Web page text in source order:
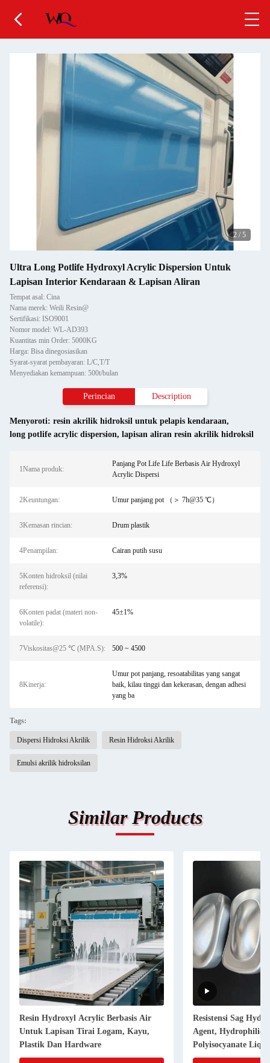
2 / 5
Ultra Long Potlife Hydroxyl Acrylic Dispersion Untuk
Lapisan Interior Kendaraan & Lapisan Aliran
Tempat asal: Cina
Nama merek: Weili Resin@
Sertifikasi: ISO9001
Nomor model: WL-AD393
Kuantitas min Order: 5000KG
Harga: Bisa dinegosiasikan
Syarat-syarat pembayaran: L/C,T/T
Menyediakan kemampuan: 500t/bulan
Perincian Description
Menyoroti: resin akrilik hidroksil untuk pelapis kendaraan,
long potlife acrylic dispersion, lapisan aliran resin akrilik hidroksil
1Nama produk:
Panjang Pot Life Life Berbasis Air Hydroxyl
Acrylic Dispersi
2Keuntungan: Umur panjang pot （＞ 7h@35 ℃）
3Kemasan rincian: Drum plastik
4Penampilan: Cairan putih susu
5Konten hidroksil (nilai
referensi):
3,3%
6Konten padat (materi non-
volatile):
45±1%
7Viskositas@25 ℃ (MPA.S): 500 ~ 4500
8Kinerja:
Umur pot panjang, resoatabilitas yang sangat
baik, kilau tinggi dan kekerasan, dengan adhesi
yang ba
Tags:
Dispersi Hidroksi Akrilik Resin Hidroksi Akrilik
Emulsi akrilik hidroksilan
Similar Products
Resin Hydroxyl Acrylic Berbasis Air
Untuk Lapisan Tirai Logam, Kayu,
Plastik Dan Hardware
Resistensi Sag
Agent, Hydrophilic
Polyisocyanate